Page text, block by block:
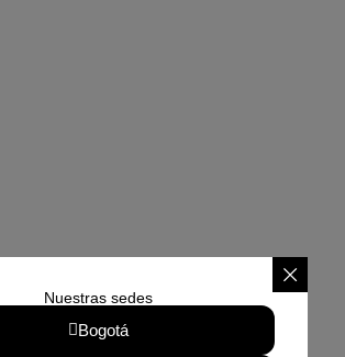
Nuestras sedes
Bogotá